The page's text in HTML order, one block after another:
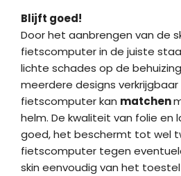
Blijft goed!
Door het aanbrengen van de
fietscomputer in de juiste
lichte schades op de
meerdere designs
fietscomputer kan matchen
helm. De kwaliteit van folie
goed, het beschermt tot wel
fietscomputer tegen
skin eenvoudig van het